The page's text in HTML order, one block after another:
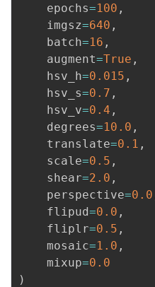
    epochs
=100 ,
    imgsz
=640 ,
    batch
=16 ,
    augment
=True ,
    hsv_h
=0.015 ,
    hsv_s
=0.7 ,
    hsv_v
=0.4 ,
    degrees
=10.0 ,
    translate
=0.1 ,
    scale
=0.5 ,
    shear
=2.0 ,
    perspective
=0.0
    flipud
=0.0 ,
    fliplr
=0.5 ,
    mosaic
=1.0 ,
    mixup
=0.0
)